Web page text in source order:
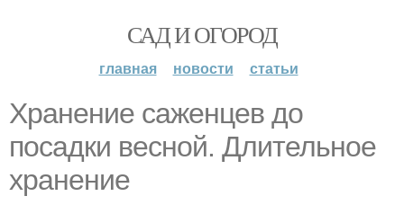
САД И ОГОРОД
главная новости статьи
Хранение саженцев до
посадки весной. Длительное
хранение